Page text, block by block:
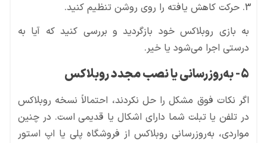
حرکت کاهش یافته را روی روشن تنظیم کنید.
به بازی روبلاکس خود بازگردید و بررسی کنید که آیا به
درستی اجرا می‌شود یا خیر.
5- به‌روزرسانی یا نصب مجدد روبلاکس
اگر نکات فوق مشکل را حل نکردند، احتمالاً نسخه روبلاکس
در تلفن یا تبلت شما دارای اشکال یا قدیمی است. در چنین
مواردی، به‌روزرسانی روبلاکس از فروشگاه پلی یا اپ استور